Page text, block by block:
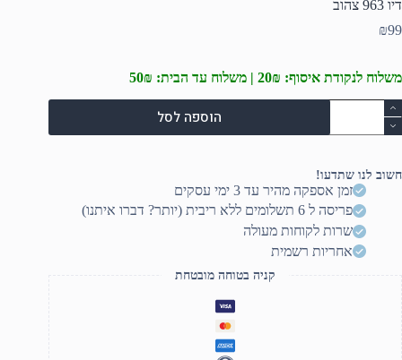
דיו 963 צהוב
₪99
משלוח לנקודת איסוף: 20₪ | משלוח עד הבית: 50₪
כמות
של
דיו
הוספה לסל
חשוב לנו שתדעו!
זמן אספקה מהיר עד 3 ימי עסקים
פריסה ל 6 תשלומים ללא ריבית (יותר? דברו איתנו)
שרות לקוחות מעולה
אחריות רשמית
קניה בטוחה מובטחת